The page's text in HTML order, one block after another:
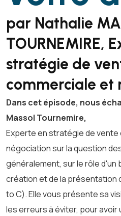
par Nathalie
TOURNEMIRE,
stratégie de
commerciale et
Dans cet épisode, nous
Massol Tournemire,
Experte en stratégie de vente
négociation sur la question
généralement, sur le rôle d'un
création et de la présentation
to C). Elle vous présente sa
les erreurs à éviter, pour